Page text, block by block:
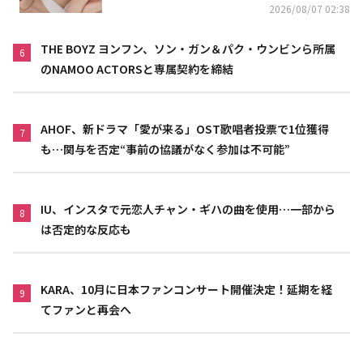
2026/08/07 02:38
6
THE BOYZ ヨンフン、ソン・ガン＆パク・ウンビンら所属
のNAMOO ACTORSと専属契約を締結
7
AHOF、新ドラマ「愛が来る」OST歌唱者投票で1位獲得
も…関与を否定“事前の協議がなく参加は不可能”
8
IU、インスタで元恋人チャン・ギハの曲を使用…一部から
は否定的な反応も
9
KARA、10月に日本ファンコンサート開催決定！延期を経
てファンと再会へ